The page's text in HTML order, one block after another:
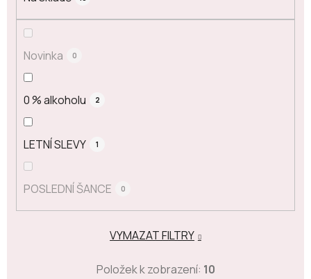
Novinka 0
0 % alkoholu 2
LETNÍ SLEVY 1
POSLEDNÍ ŠANCE 0
VYMAZAT FILTRY
Položek k zobrazení: 10